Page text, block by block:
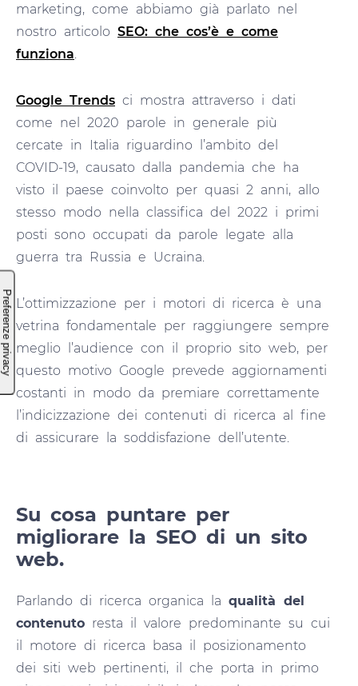
marketing, come abbiamo già parlato nel
nostro articolo SEO: che cos’è e come
funziona
Google Trends ci mostra attraverso i dati
come nel 2020 parole in generale più
cercate in Italia riguardino l’ambito del
COVID-19, causato dalla pandemia che ha
visto il paese coinvolto per quasi 2 anni, allo
stesso modo nella classifica del 2022 i primi
posti sono occupati da parole legate alla
guerra tra Russia e Ucraina.
L’ottimizzazione per i motori di ricerca è una
vetrina fondamentale per raggiungere sempre
meglio l’audience con il proprio sito web, per
questo motivo Google prevede aggiornamenti
costanti in modo da premiare correttamente
l’indicizzazione dei contenuti di ricerca al fine
di assicurare la soddisfazione dell’utente.
Su cosa puntare per
migliorare la SEO di un sito
web.
Parlando di ricerca organica la qualità del
contenuto resta il valore predominante su cui
il motore di ricerca basa il posizionamento
dei siti web pertinenti, il che porta in primo